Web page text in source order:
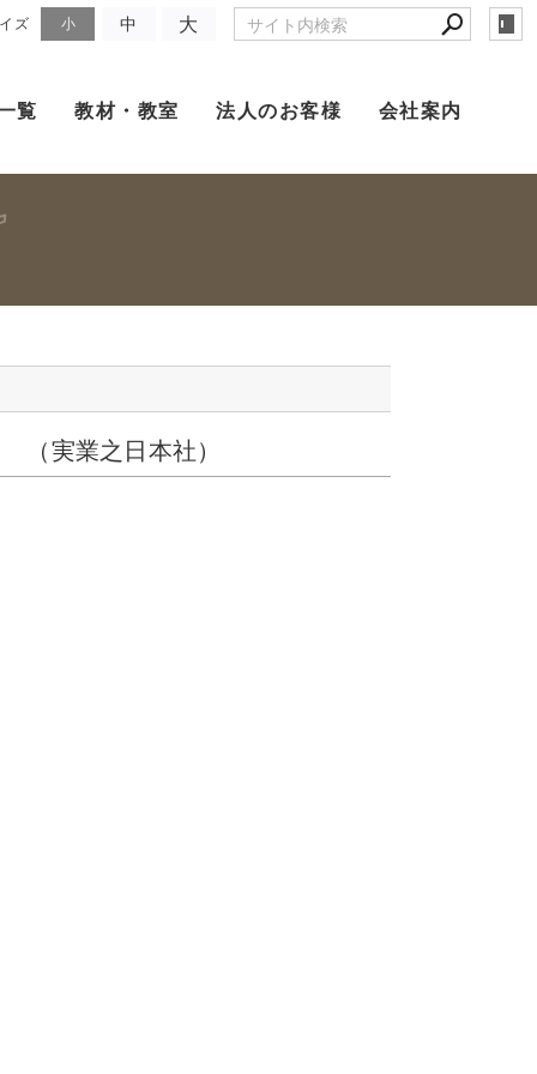
ズ 小 中 大
覧 教材・教室 法人のお客様 会社案内
実業之日本社）